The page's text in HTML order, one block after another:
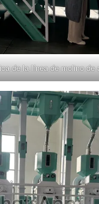
de la línea de molino de